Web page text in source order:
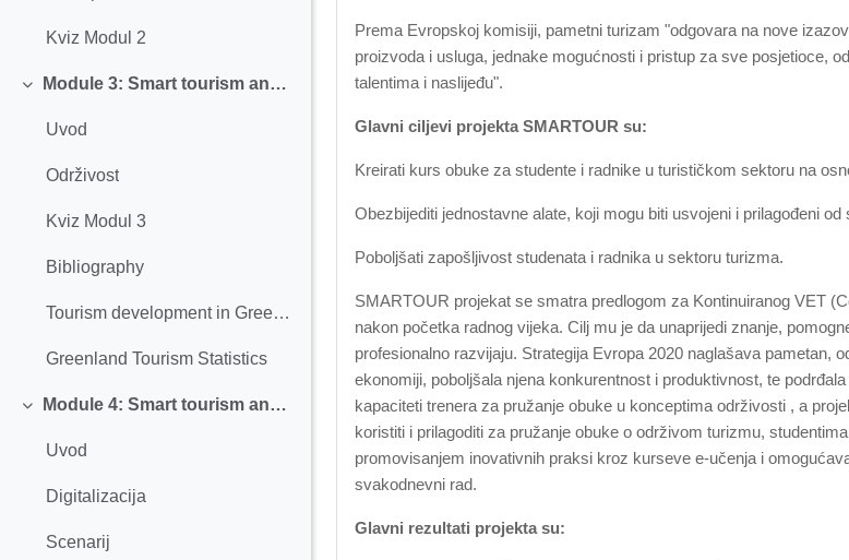
Kviz Modul 2
Replier
Module 3: Smart tourism and Sustainability
Uvod
Održivost
Kviz Modul 3
Bibliography
Tourism development in Greenland
Greenland Tourism Statistics
Replier
Module 4: Smart tourism and Digitalization
Uvod
Digitalizacija
Scenarij
Prema Evropskoj komisiji, pametni turizam "odgovara na nove
proizvoda i usluga, jednake mogućnosti i pristup za sve posjetioce,
talentima i naslijeđu".
Glavni ciljevi projekta SMARTOUR su:
Kreirati kurs obuke za studente i radnike u turističkom sektoru na
Obezbijediti jednostavne alate, koji mogu biti usvojeni i prilagođeni
Poboljšati zapošljivost studenata i radnika u sektoru turizma.
SMARTOUR projekat se smatra predlogom za Kontinuiranog VET
nakon početka radnog vijeka. Cilj mu je da unaprijedi znanje,
profesionalno razvijaju. Strategija Evropa 2020 naglašava
ekonomiji, poboljšala njena konkurentnost i produktivnost, te
kapaciteti trenera za pružanje obuke u konceptima održivosti , a
koristiti i prilagoditi za pružanje obuke o održivom turizmu,
promovisanjem inovativnih praksi kroz kurseve e-učenja i
svakodnevni rad.
Glavni rezultati projekta su: